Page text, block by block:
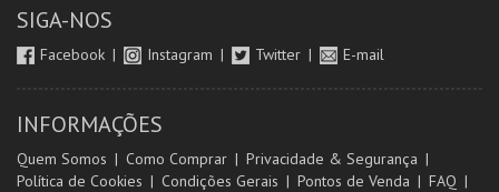
SIGA-NOS
Facebook Instagram Twitter E-mail
INFORMAÇÕES
Quem Somos Como Comprar
Privacidade & Segurança
Política de Cookies
Condições Gerais Pontos de Venda
FAQ